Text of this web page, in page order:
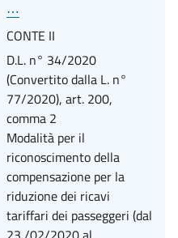
⋯
CONTE II
D.L. n° 34/2020
(Convertito dalla L. n°
77/2020), art. 200,
comma 2
Modalità per il
riconoscimento della
compensazione per la
riduzione dei ricavi
tariffari dei passeggeri (dal